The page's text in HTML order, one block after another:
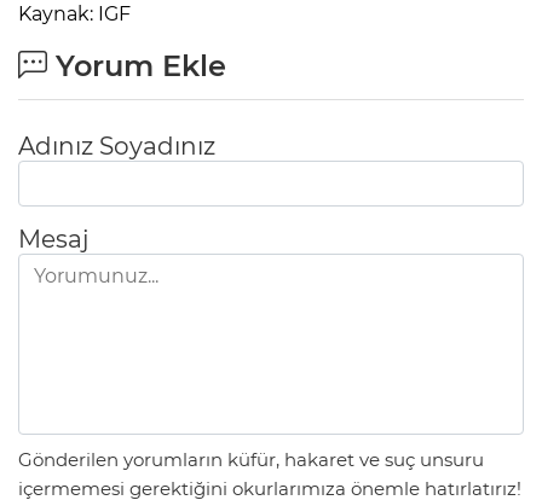
Kaynak: IGF
Yorum Ekle
Adınız Soyadınız
Mesaj
Gönderilen yorumların küfür, hakaret ve suç unsuru
içermemesi gerektiğini okurlarımıza önemle hatırlatırız!